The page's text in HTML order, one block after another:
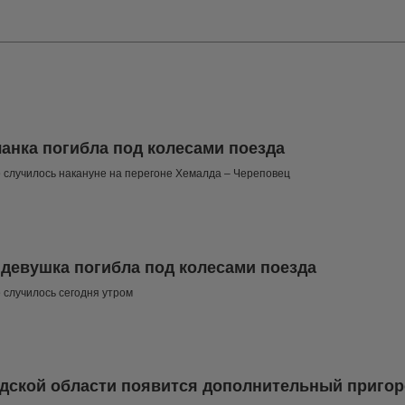
погибла под колесами поезда
накануне на перегоне Хемалда – Череповец
погибла под колесами поезда
сегодня утром
области появится дополнительный